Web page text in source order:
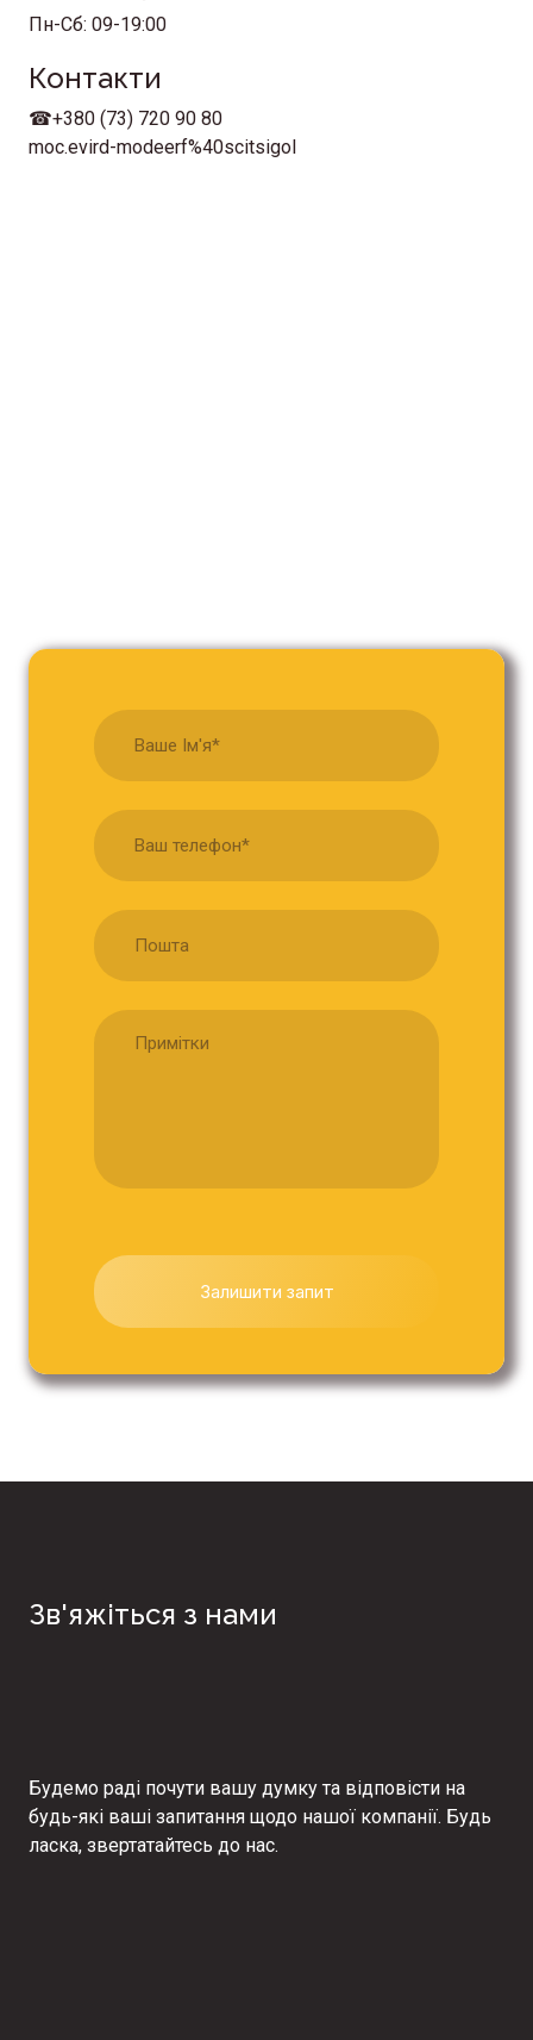
Пн-Сб: 09-19:00
Контакти
☎+380 (73) 720 90 80
moc.evird-modeerf%40scitsigol
Залишити запит
Зв'яжіться з нами
Будемо раді почути вашу думку та відповісти на
будь-які ваші запитання щодо нашої компанії. Будь
ласка, звертатайтесь до нас.